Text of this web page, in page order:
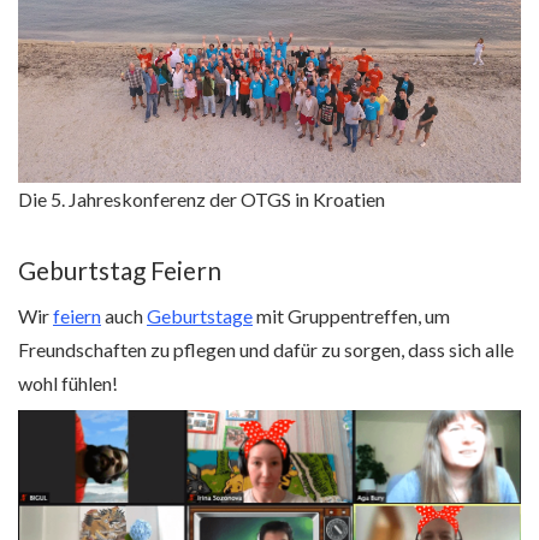
Die 5. Jahreskonferenz der OTGS in Kroatien
Geburtstag Feiern
WirfeiernauchGeburtstagemit Gruppentreffen, um
Freundschaften zu pflegen und dafür zu sorgen, dass sich alle
wohl fühlen!